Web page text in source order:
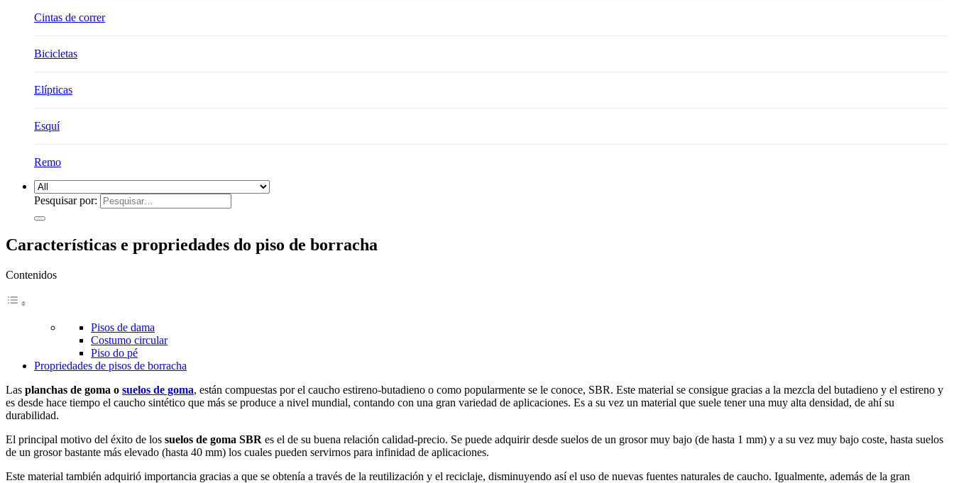
Cintas de correr
Bicicletas
Elípticas
Esquí
Remo
Pesquisar por:
Características e propriedades do piso de borracha
Contenidos
Pisos de dama
Costumo circular
Piso do pé
Propriedades de pisos de borracha
Las planchas de goma o suelos de goma, están compuestas por el caucho estireno-butadieno o como popularmente se le conoce, SBR. Este material se consigue gracias a la mezcla del butadieno y el estireno y
es desde hace tiempo el caucho sintético que más se produce a nivel mundial, contando con una gran variedad de aplicaciones. Es a su vez un material que suele tener una muy alta densidad, de ahí su
durabilidad.
El principal motivo del éxito de los suelos de goma SBR es el de su buena relación calidad-precio. Se puede adquirir desde suelos de un grosor muy bajo (de hasta 1 mm) y a su vez muy bajo coste, hasta suelos
de un grosor bastante más elevado (hasta 40 mm) los cuales pueden servirnos para infinidad de aplicaciones.
Este material también adquirió importancia gracias a que se obtenía a través de la reutilización y el reciclaje, disminuyendo así el uso de nuevas fuentes naturales de caucho. Igualmente, además de la gran